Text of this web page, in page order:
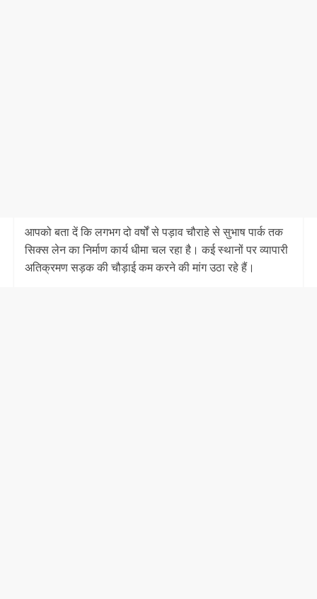
आपको बता दें कि लगभग दो वर्षों से पड़ाव चौराहे से सुभाष पार्क तक
सिक्स लेन का निर्माण कार्य धीमा चल रहा है। कई स्थानों पर व्यापारी
अतिक्रमण सड़क की चौड़ाई कम करने की मांग उठा रहे हैं।